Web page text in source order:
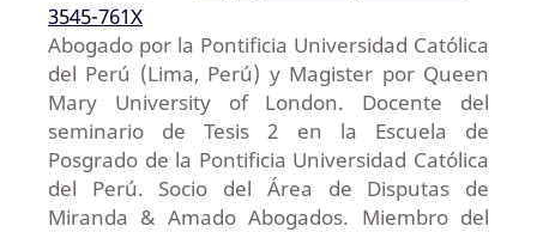
3545-761X
Abogado por la Pontificia Universidad Católica
del Perú (Lima, Perú) y Magister por Queen
Mary University of London. Docente del
seminario de Tesis 2 en la Escuela de
Posgrado de la Pontificia Universidad Católica
del Perú. Socio del Área de Disputas de
Miranda & Amado Abogados. Miembro del